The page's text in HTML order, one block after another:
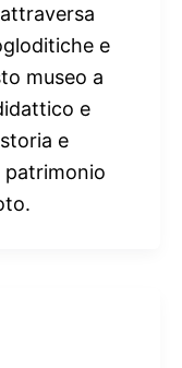
e
museo a
e
e
patrimonio